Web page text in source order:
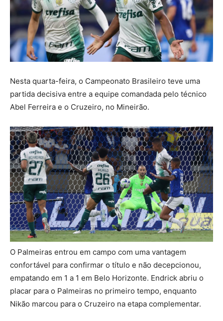
Nesta quarta-feira, o Campeonato Brasileiro teve uma
partida decisiva entre a equipe comandada pelo técnico
Abel Ferreira e o Cruzeiro, no Mineirão.
O Palmeiras entrou em campo com uma vantagem
confortável para confirmar o título e não decepcionou,
empatando em 1 a 1 em Belo Horizonte. Endrick abriu o
placar para o Palmeiras no primeiro tempo, enquanto
Nikão marcou para o Cruzeiro na etapa complementar.